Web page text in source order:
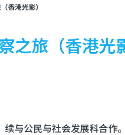
香港光影）
之旅（香港光
与公民与社会发展科合